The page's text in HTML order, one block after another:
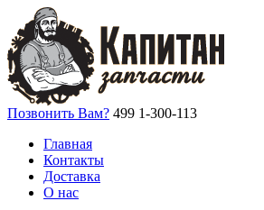
Позвонить Вам? 499 1-300-113
Главная
Контакты
Доставка
О нас